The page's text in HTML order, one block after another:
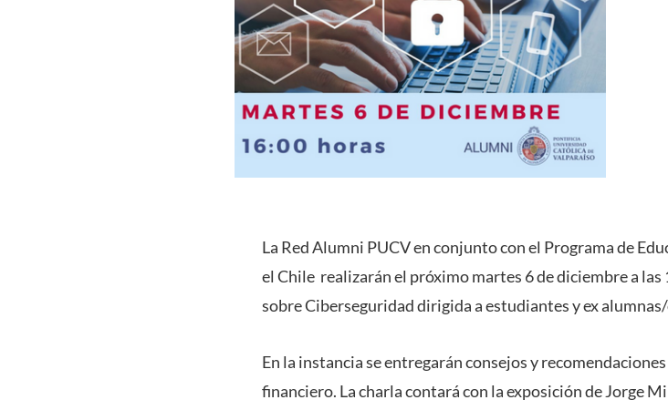
La Red Alumni PUCV en conjunto con el Programa de
el Chile realizarán el próximo martes 6 de diciembre a las
sobre Ciberseguridaddirigida a estudiantes y ex
En la instancia se entregarán consejos y
financiero. La charla contará con la exposición deJorge